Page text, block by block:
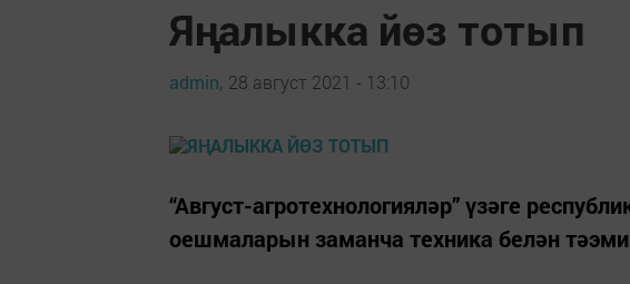
Яңалыкка йөз тотып
admin, 28 август 2021 - 13:10
“Август-агротехнологияләр” үзәге
оешмаларын заманча техника белән